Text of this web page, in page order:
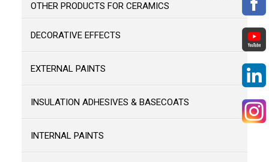
PRODUCTS
SEARCH
OTHER PRODUCTS FOR CERAMICS
DECORATIVE EFFECTS
EXTERNAL PAINTS
INSULATION ADHESIVES & BASECOATS
INTERNAL PAINTS